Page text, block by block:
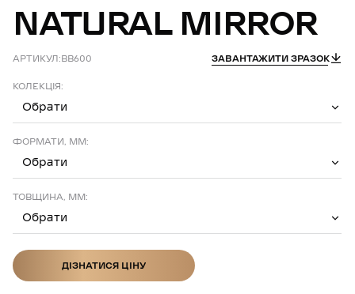
NATURAL MIRROR
АРТИКУЛ:BB600 ЗАВАНТАЖИТИ ЗРАЗОК
КОЛЕКЦІЯ:
Обрати
ФОРМАТИ, ММ:
Обрати
ТОВЩИНА, ММ:
Обрати
ДІЗНАТИСЯ ЦІНУ